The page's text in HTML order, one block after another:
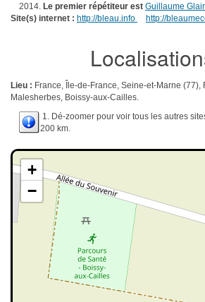
2014. Le premier répétiteur est Guillaume
Site(s) internet : http://bleau.info http://
Lieu : France, Île-de-France, Seine-et-Marne (77),
Malesherbes, Boissy-aux-Cailles.
1. Dé-zoomer pour voir tous les autres
200 km.
+
−